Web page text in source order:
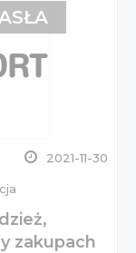
2021-11-30
zakupach